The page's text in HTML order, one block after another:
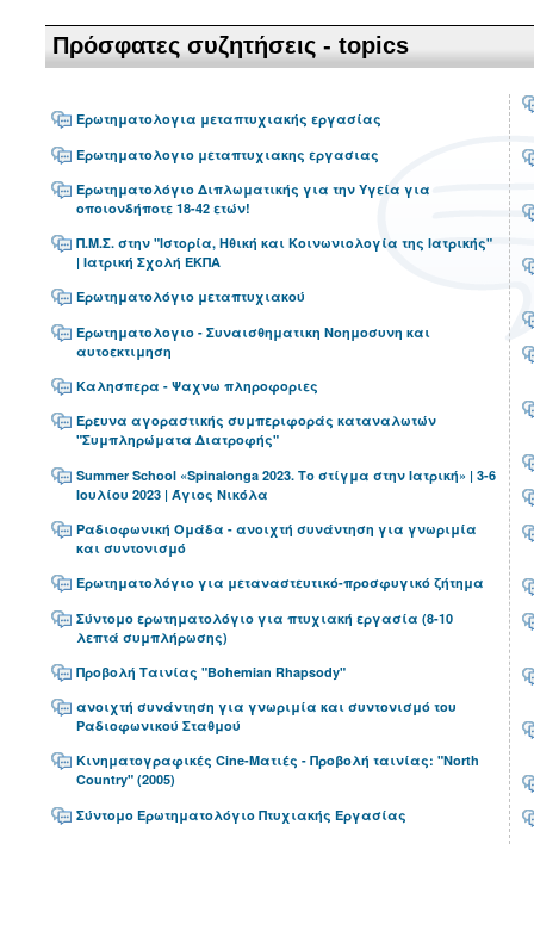
Πρόσφατες συζητήσεις - topics
Ερωτηματολογια μεταπτυχιακής εργασίας
Ερωτηματολογιο μεταπτυχιακης εργασιας
Ερωτηματολόγιο Διπλωματικής για την Υγεία για
οποιονδήποτε 18-42 ετών!
Π.Μ.Σ. στην "Ιστορία, Ηθική και Κοινωνιολογία της Ιατρικής"
| Ιατρική Σχολή ΕΚΠΑ
Ερωτηματολόγιο μεταπτυχιακού
Ερωτηματολογιο - Συναισθηματικη Νοημοσυνη και
αυτοεκτιμηση
Καλησπερα - Ψαχνω πληροφοριες
Έρευνα αγοραστικής συμπεριφοράς καταναλωτών
"Συμπληρώματα Διατροφής"
Summer School «Spinalonga 2023. Το στίγμα στην Ιατρική» | 3-6
Ιουλίου 2023 | Άγιος Νικόλα
Ραδιοφωνική Ομάδα - ανοιχτή συνάντηση για γνωριμία
και συντονισμό
Ερωτηματολόγιο για μεταναστευτικό-προσφυγικό ζήτημα
Σύντομο ερωτηματολόγιο για πτυχιακή εργασία (8-10
λεπτά συμπλήρωσης)
Προβολή Ταινίας "Bohemian Rhapsody"
ανοιχτή συνάντηση για γνωριμία και συντονισμό του
Ραδιοφωνικού Σταθμού
Κινηματογραφικές Cine-Ματιές - Προβολή ταινίας: "North
Country" (2005)
Σύντομο Ερωτηματολόγιο Πτυχιακής Εργασίας